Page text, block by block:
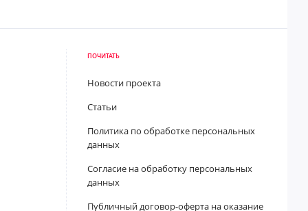
ПОЧИТАТЬ
Новости проекта
Статьи
Политика по обработке персональных
данных
Согласие на обработку персональных
данных
Публичный договор-оферта на оказание